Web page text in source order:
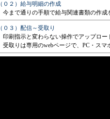
（０２）給与明細の作成
今まで通りの手順で給与関連書類の作成
（０３）配信～受取り
印刷指示と変わらない操作でアップロー
受取りは専用のwebページで、PC・スマ